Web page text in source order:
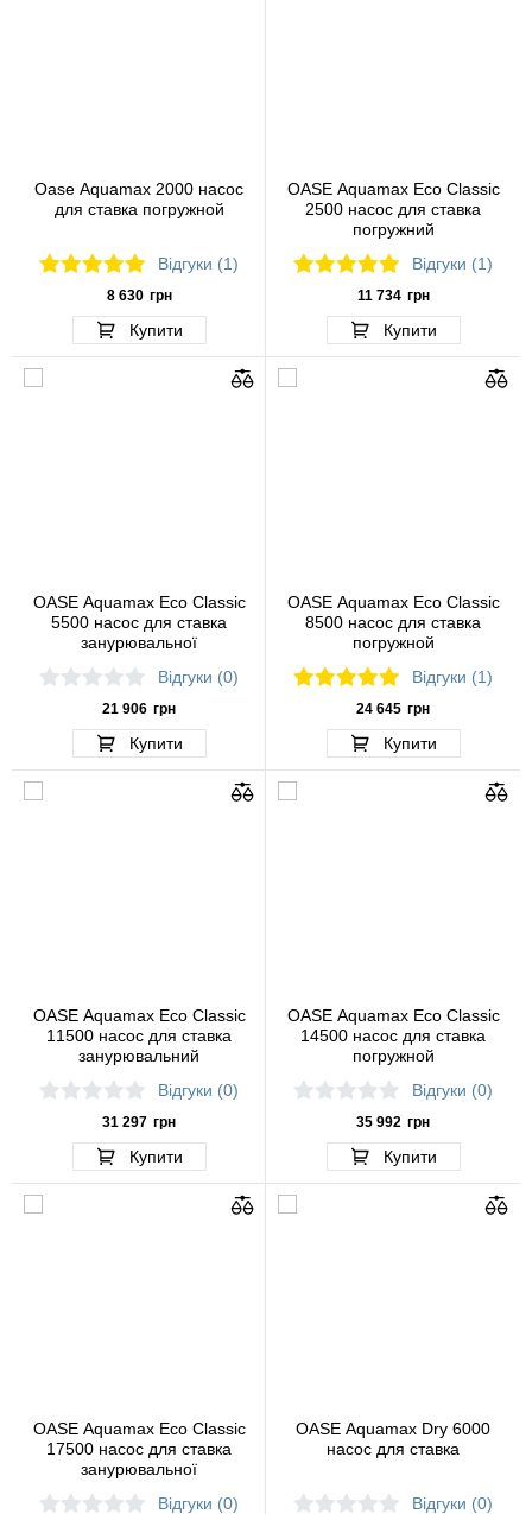
Oase Aquamax 2000 насос
для ставка погружной
Відгуки (1)
8 630 грн
Купити
OASE Aquamax Eco Classic
2500 насос для ставка
погружний
Відгуки (1)
11 734 грн
Купити
OASE Aquamax Eco Classic
5500 насос для ставка
занурювальної
Відгуки (0)
21 906 грн
Купити
OASE Aquamax Eco Classic
8500 насос для ставка
погружной
Відгуки (1)
24 645 грн
Купити
OASE Aquamax Eco Classic
11500 насос для ставка
занурювальний
Відгуки (0)
31 297 грн
Купити
OASE Aquamax Eco Classic
14500 насос для ставка
погружной
Відгуки (0)
35 992 грн
Купити
OASE Aquamax Eco Classic
17500 насос для ставка
занурювальної
Відгуки (0)
OASE Aquamax Dry 6000
насос для ставка
Відгуки (0)